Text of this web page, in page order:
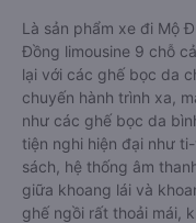
Là sản phẩm xe đi Mộ
Đồng limousine 9 chỗ
lại với các ghế bọc da
chuyến hành trình xa,
như các ghế bọc da
tiện nghi hiện đại như
sách, hệ thống âm
giữa khoang lái và
ghế ngồi rất thoải mái,